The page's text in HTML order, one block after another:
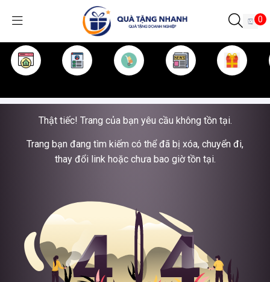
0
Thật tiếc! Trang của bạn yêu cầu không tồn tại.
Trang bạn đang tìm kiếm có thể đã bị xóa, chuyển đi,
thay đổi link hoặc chưa bao giờ tồn tại.